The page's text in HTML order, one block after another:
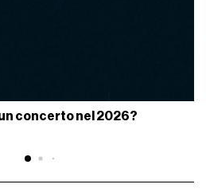
concerto nel 2026?